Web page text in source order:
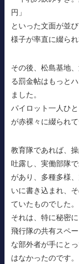
円」
といった文面が並
様子が率直に綴られ
その後、松島基地
る罰金帖はもっと
ました。
パイロット一人ひ
が赤裸々に綴られて
教育隊であれば、
吐露し、実働部隊
があり、多種多様
いに書き込まれ、
ていたものでした。
それは、特に秘密
飛行隊の共有スペ
な部外者が手にと
はなかったのです。